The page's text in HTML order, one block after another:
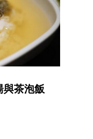
與茶泡飯